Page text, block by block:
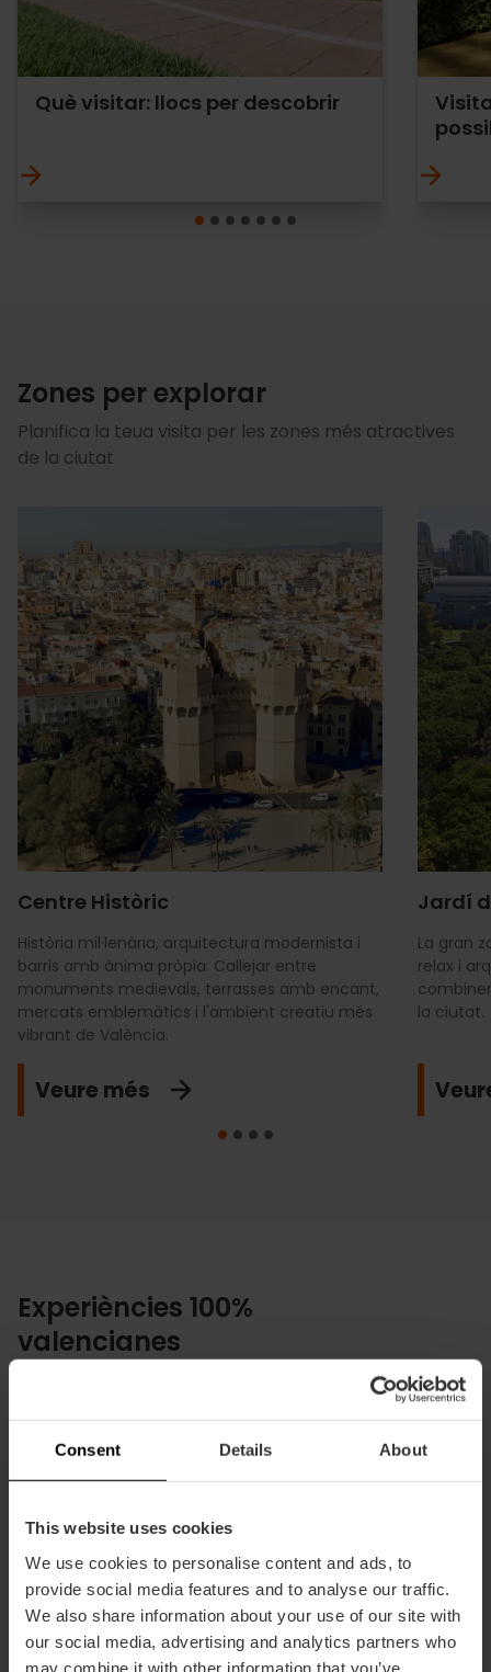
Consent Details About
This website uses cookies
We use cookies to personalise content and ads, to
provide social media features and to analyse our traffic.
We also share information about your use of our site with
our social media, advertising and analytics partners who
may combine it with other information that you’ve
Què visitar: llocs per descobrir
Zones per explorar
Planifica la teua visita per les zones més atractives
de la ciutat
Centre Històric
Història mil·lenària, arquitectura modernista i
barris amb ànima pròpia. Callejar entre
monuments medievals, terrasses amb encant,
mercats emblemàtics i l'ambient creatiu més
vibrant de València.
Veure més
Jardí
La gran
relax i
la ciutat.
Experiències 100%
valencianes